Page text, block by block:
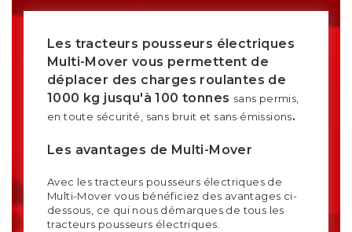
Les tracteurs pousseurs électriques
Multi-Mover vous permettent de
déplacer des charges roulantes de
1000 kg jusqu'à 100 tonnes sans permis,
en toute sécurité, sans bruit et sans émissions.
Les avantages de Multi-Mover
Avec les tracteurs pousseurs électriques de
Multi-Mover vous bénéficiez des avantages ci-
dessous, ce qui nous démarques de tous les
tracteurs pousseurs électriques.